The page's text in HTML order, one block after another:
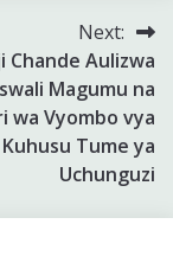
Next:
Chande Aulizwa
Magumu na
wa Vyombo vya
Tume ya
Uchunguzi